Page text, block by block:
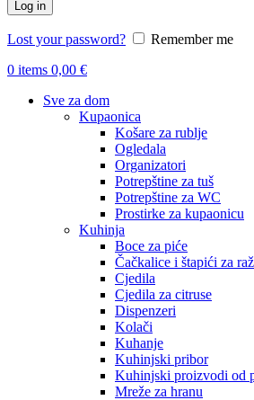
Log in
Lost your password?
Remember me
0 items 0,00 €
Sve za dom
Kupaonica
Košare za rublje
Ogledala
Organizatori
Potrepštine za tuš
Potrepštine za WC
Prostirke za kupaonicu
Kuhinja
Boce za piće
Čačkalice i štapići za
Cjedila
Cjedila za citruse
Dispenzeri
Kolači
Kuhanje
Kuhinjski pribor
Kuhinjski proizvodi od
Mreže za hranu